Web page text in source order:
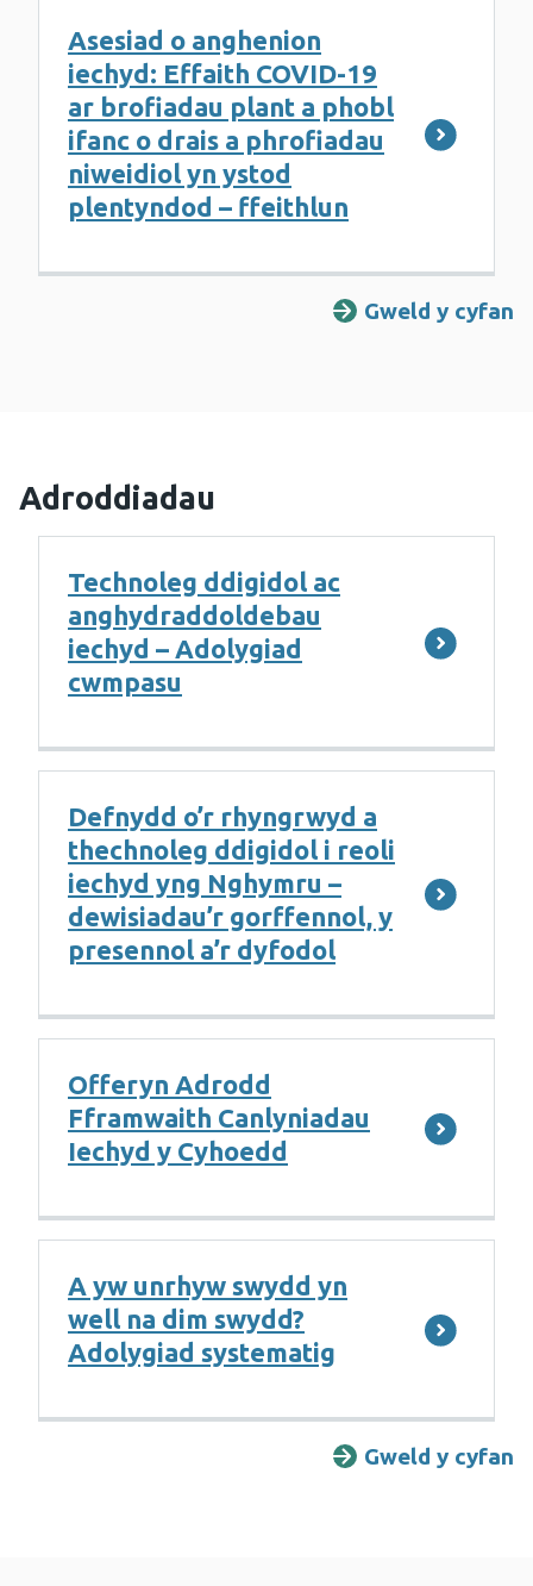
Asesiad o anghenion
iechyd: Effaith COVID-19
ar brofiadau plant a phobl
ifanc o drais a phrofiadau
niweidiol yn ystod
plentyndod – ffeithlun
Gweld y cyfan
Adroddiadau
Technoleg ddigidol ac
anghydraddoldebau
iechyd – Adolygiad
cwmpasu
Defnydd o’r rhyngrwyd a
thechnoleg ddigidol i reoli
iechyd yng Nghymru –
dewisiadau’r gorffennol, y
presennol a’r dyfodol
Offeryn Adrodd
Fframwaith Canlyniadau
Iechyd y Cyhoedd
A yw unrhyw swydd yn
well na dim swydd?
Adolygiad systematig
Gweld y cyfan